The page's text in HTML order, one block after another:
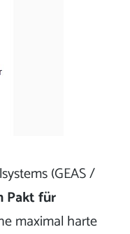
(GEAS /
Pakt für
maximal harte